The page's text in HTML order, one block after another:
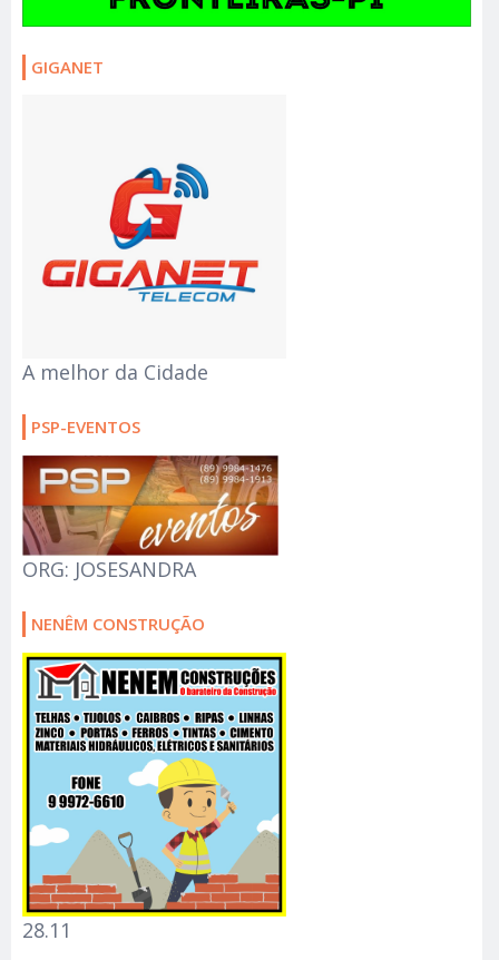
GIGANET
A melhor da Cidade
PSP-EVENTOS
ORG: JOSESANDRA
NENÊM CONSTRUÇÃO
28.11